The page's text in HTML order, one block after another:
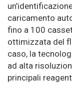
caricamento
fino a 100
ottimizzata del
caso, la
ad alta
principali